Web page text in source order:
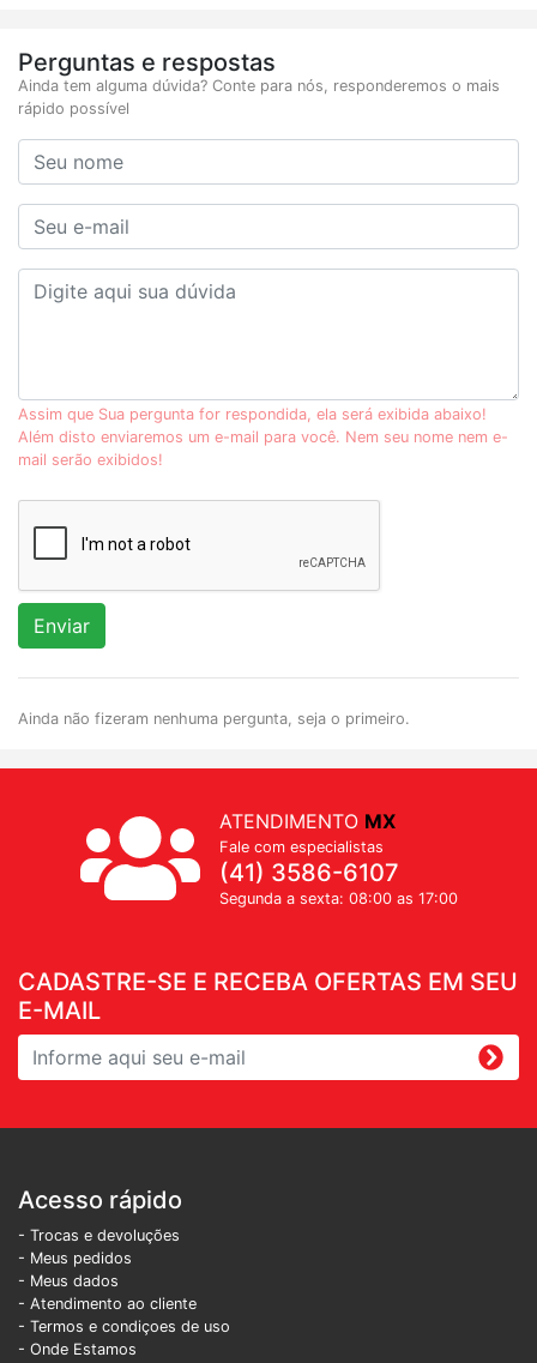
Perguntas e respostas
Ainda tem alguma dúvida? Conte para nós, responderemos o mais
rápido possível
Assim que Sua pergunta for respondida, ela será exibida abaixo!
Além disto enviaremos um e-mail para você. Nem seu nome nem e-
mail serão exibidos!
Enviar
Ainda não fizeram nenhuma pergunta, seja o primeiro.
CADASTRE-SE E RECEBA OFERTAS EM SEU
E-MAIL
ATENDIMENTO MX
Fale com especialistas
(41) 3586-6107
Segunda a sexta: 08:00 as 17:00
Acesso rápido
- Trocas e devoluções
- Meus pedidos
- Meus dados
- Atendimento ao cliente
- Termos e condiçoes de uso
- Onde Estamos